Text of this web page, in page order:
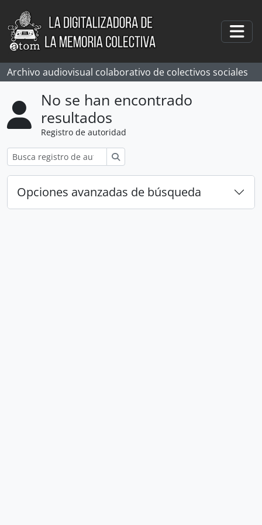
Skip to main content
Archivo audiovisual colaborativo de colectivos sociales
No se han encontrado
resultados
Registro de autoridad
Opciones avanzadas de búsqueda